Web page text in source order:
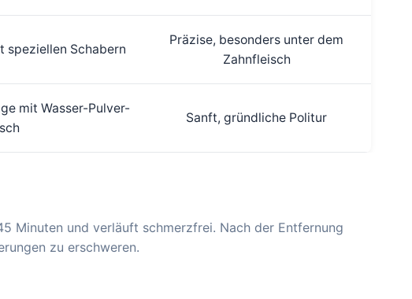
speziellen Schabern
Präzise, besonders unter dem
Zahnfleisch
mit Wasser-Pulver-
Sanft, gründliche Politur
Minuten und verläuft schmerzfrei. Nach der Entfernung
zu erschweren.